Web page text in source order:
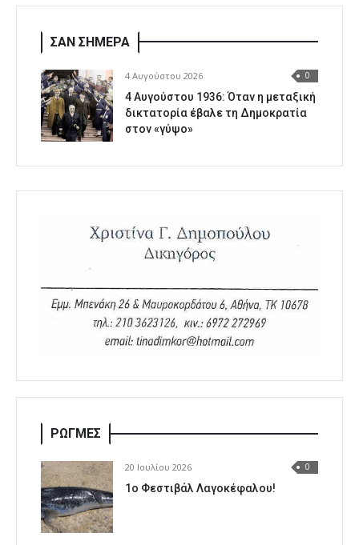
ΣΑΝ ΣΗΜΕΡΑ
4 Αυγούστου 2026 0
4 Αυγούστου 1936: Όταν η μεταξική
δικτατορία έβαλε τη Δημοκρατία
στον «γύψο»
ΡΩΓΜΕΣ
20 Ιουλίου 2026 0
1o Φεστιβάλ Λαγοκέφαλου!